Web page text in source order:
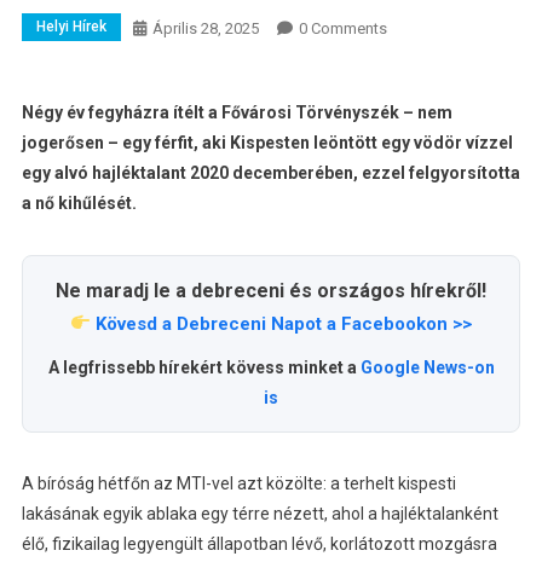
Helyi Hírek Április 28, 2025 0 Comments
Négy év fegyházra ítélt a Fővárosi Törvényszék – nem
jogerősen – egy férfit, aki Kispesten leöntött egy vödör vízzel
egy alvó hajléktalant 2020 decemberében, ezzel felgyorsította
a nő kihűlését.
Ne maradj le a debreceni és országos hírekről!
Kövesd a Debreceni Napot a Facebookon >>
A legfrissebb hírekért kövess minket a Google News-on
is
A bíróság hétfőn az MTI-vel azt közölte: a terhelt kispesti
lakásának egyik ablaka egy térre nézett, ahol a hajléktalanként
élő, fizikailag legyengült állapotban lévő, korlátozott mozgásra